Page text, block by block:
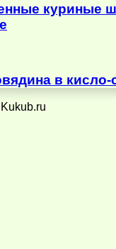
куриные
в